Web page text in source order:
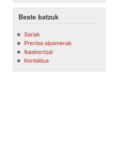
Beste batzuk
Sariak
Prentsa aipamenak
Ikasleentzat
Kontaktua